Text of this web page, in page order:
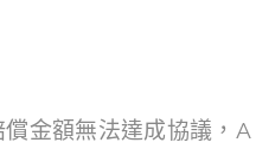
金額無法達成協議，A